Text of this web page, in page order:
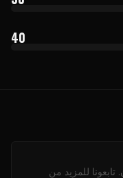
40
للمزيد من